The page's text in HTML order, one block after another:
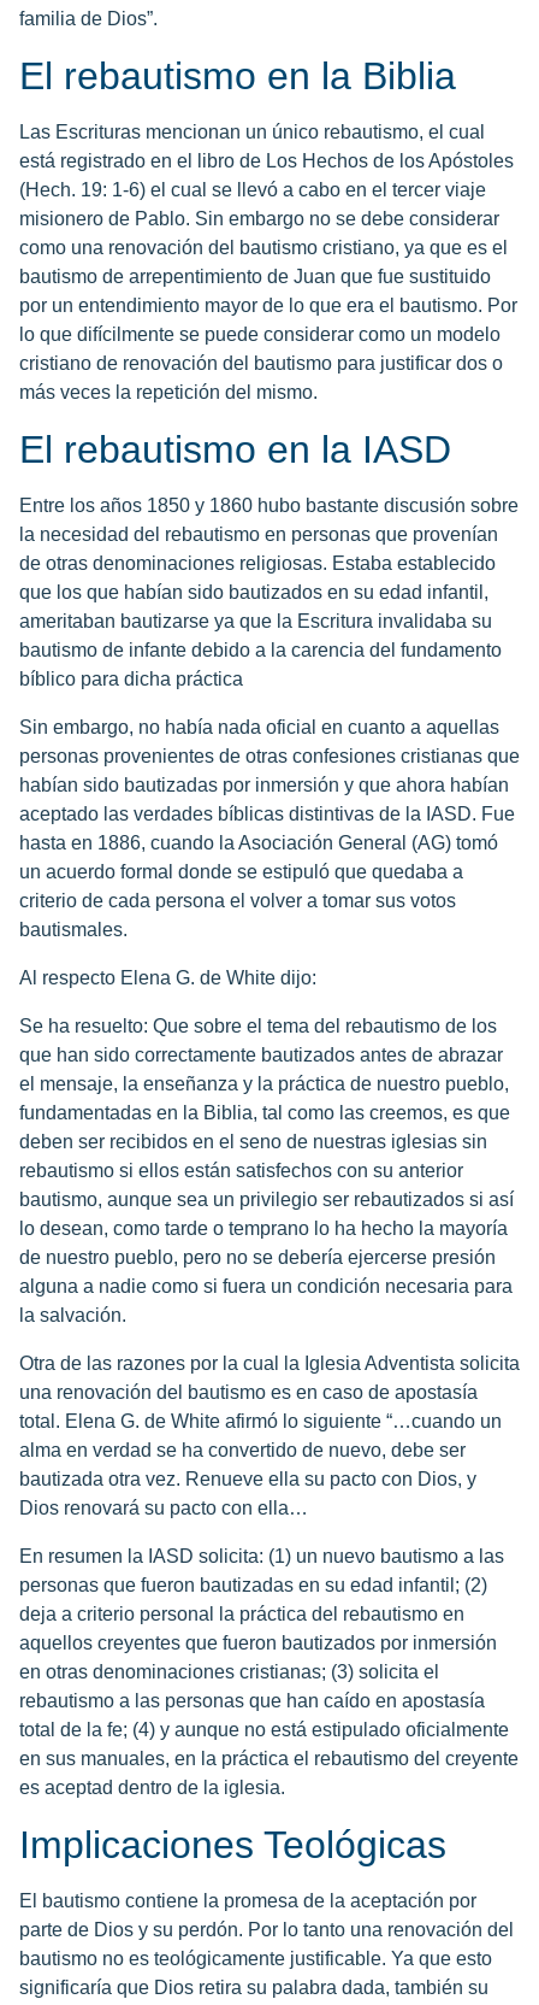
familia de Dios”.
El rebautismo en la Biblia
Las Escrituras mencionan un único rebautismo, el cual
está registrado en el libro de Los Hechos de los Apóstoles
(Hech. 19: 1-6) el cual se llevó a cabo en el tercer viaje
misionero de Pablo. Sin embargo no se debe considerar
como una renovación del bautismo cristiano, ya que es el
bautismo de arrepentimiento de Juan que fue sustituido
por un entendimiento mayor de lo que era el bautismo. Por
lo que difícilmente se puede considerar como un modelo
cristiano de renovación del bautismo para justificar dos o
más veces la repetición del mismo.
El rebautismo en la IASD
Entre los años 1850 y 1860 hubo bastante discusión sobre
la necesidad del rebautismo en personas que provenían
de otras denominaciones religiosas. Estaba establecido
que los que habían sido bautizados en su edad infantil,
ameritaban bautizarse ya que la Escritura invalidaba su
bautismo de infante debido a la carencia del fundamento
bíblico para dicha práctica
Sin embargo, no había nada oficial en cuanto a aquellas
personas provenientes de otras confesiones cristianas que
habían sido bautizadas por inmersión y que ahora habían
aceptado las verdades bíblicas distintivas de la IASD. Fue
hasta en 1886, cuando la Asociación General (AG) tomó
un acuerdo formal donde se estipuló que quedaba a
criterio de cada persona el volver a tomar sus votos
bautismales.
Al respecto Elena G. de White dijo:
Se ha resuelto: Que sobre el tema del rebautismo de los
que han sido correctamente bautizados antes de abrazar
el mensaje, la enseñanza y la práctica de nuestro pueblo,
fundamentadas en la Biblia, tal como las creemos, es que
deben ser recibidos en el seno de nuestras iglesias sin
rebautismo si ellos están satisfechos con su anterior
bautismo, aunque sea un privilegio ser rebautizados si así
lo desean, como tarde o temprano lo ha hecho la mayoría
de nuestro pueblo, pero no se debería ejercerse presión
alguna a nadie como si fuera un condición necesaria para
la salvación.
Otra de las razones por la cual la Iglesia Adventista solicita
una renovación del bautismo es en caso de apostasía
total. Elena G. de White afirmó lo siguiente “…cuando un
alma en verdad se ha convertido de nuevo, debe ser
bautizada otra vez. Renueve ella su pacto con Dios, y
Dios renovará su pacto con ella…
En resumen la IASD solicita: (1) un nuevo bautismo a las
personas que fueron bautizadas en su edad infantil; (2)
deja a criterio personal la práctica del rebautismo en
aquellos creyentes que fueron bautizados por inmersión
en otras denominaciones cristianas; (3) solicita el
rebautismo a las personas que han caído en apostasía
total de la fe; (4) y aunque no está estipulado oficialmente
en sus manuales, en la práctica el rebautismo del creyente
es aceptad dentro de la iglesia.
Implicaciones Teológicas
El bautismo contiene la promesa de la aceptación por
parte de Dios y su perdón. Por lo tanto una renovación del
bautismo no es teológicamente justificable. Ya que esto
significaría que Dios retira su palabra dada, también su